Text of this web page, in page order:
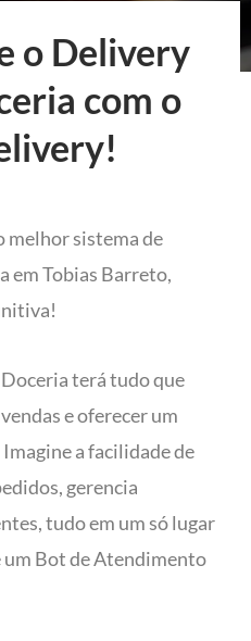
o Delivery
com o
melhor sistema de
em Tobias Barreto,
terá tudo que
e oferecer um
a facilidade de
gerencia
tudo em um só lugar
um Bot de Atendimento